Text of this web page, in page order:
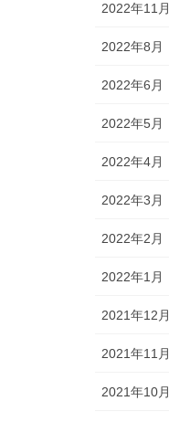
2022年11月
2022年8月
2022年6月
2022年5月
2022年4月
2022年3月
2022年2月
2022年1月
2021年12月
2021年11月
2021年10月